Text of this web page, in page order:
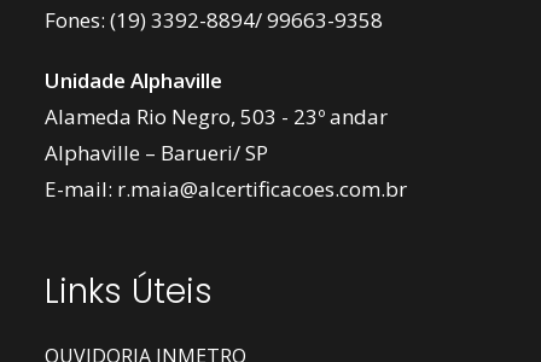
Fones:(19) 3392-8894/99663-9358
Unidade Alphaville
Alameda Rio Negro, 503 - 23º andar
Alphaville – Barueri/ SP
E-mail: r.maia@alcertificacoes.com.br
Links Úteis
OUVIDORIA INMETRO